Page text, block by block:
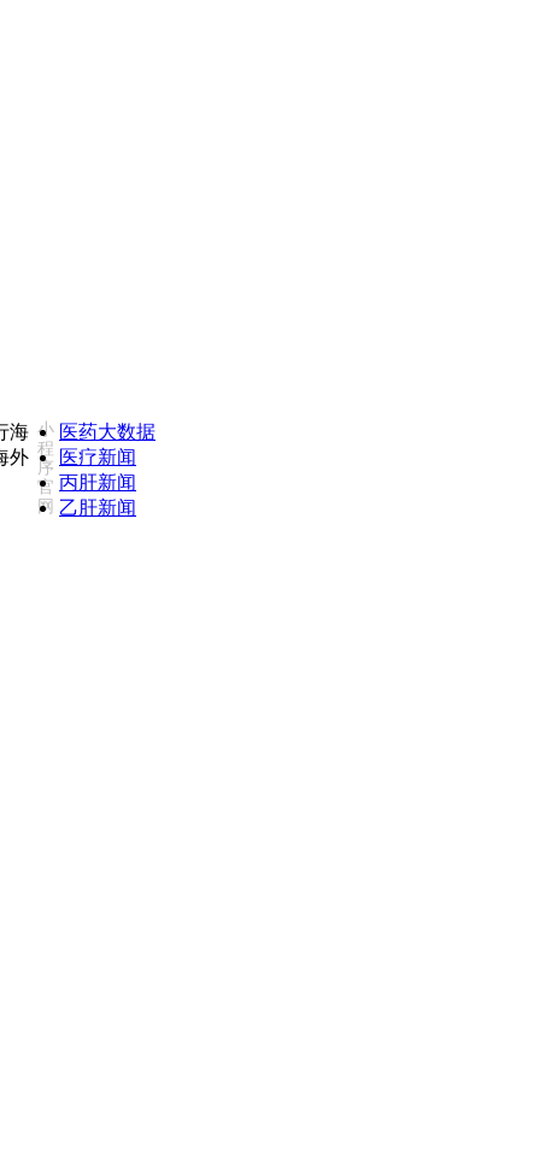
小
程
序
官
网
医药大数据
医疗新闻
丙肝新闻
乙肝新闻